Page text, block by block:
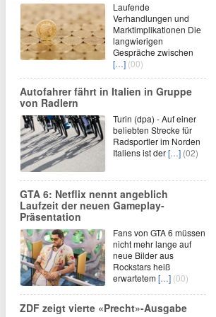
Laufende
Verhandlungen und
Marktimplikationen Die
langwierigen
Gespräche zwischen
[…] (00)
Autofahrer fährt in Italien in Gruppe
von Radlern
Turin (dpa) - Auf einer
beliebten Strecke für
Radsportler im Norden
Italiens ist der[…] (02)
GTA 6: Netflix nennt angeblich
Laufzeit der neuen Gameplay-
Präsentation
Fans von GTA 6 müssen
nicht mehr lange auf
neue Bilder aus
Rockstars heiß
erwartetem[…] (00)
ZDF zeigt vierte «Precht»-Ausgabe